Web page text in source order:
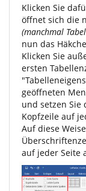
Klicken Sie
öffnet sich die
(manchmal
nun das
Klicken Sie
ersten
geöffneten
und setzen Sie
Kopfzeile auf
Auf diese
auf jeder Seite